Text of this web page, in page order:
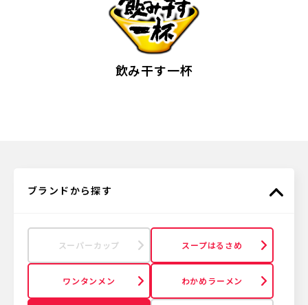
飲み干す一杯
ブランドから探す
スーパーカップ スープはるさめ
ワンタンメン わかめラーメン